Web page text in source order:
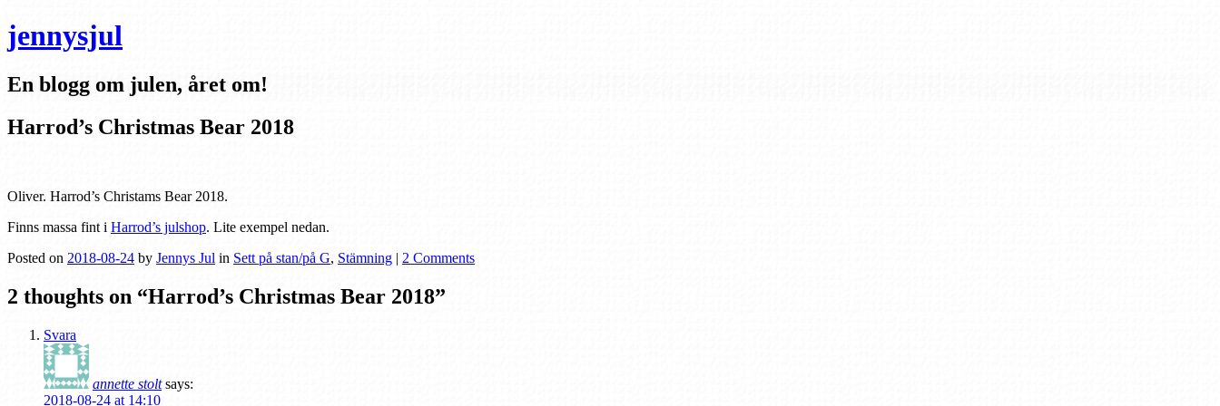
jennysjul
En blogg om julen, året om!
Harrod’s Christmas Bear 2018
Oliver. Harrod’s Christams Bear 2018.
Finns massa fint i Harrod’s julshop. Lite exempel nedan.
Posted on 2018-08-24 by Jennys Jul in Sett på stan/på G, Stämning | 2 Comments
2 thoughts on “Harrod’s Christmas Bear 2018”
Svara
annette stolt says:
2018-08-24 at 14:10